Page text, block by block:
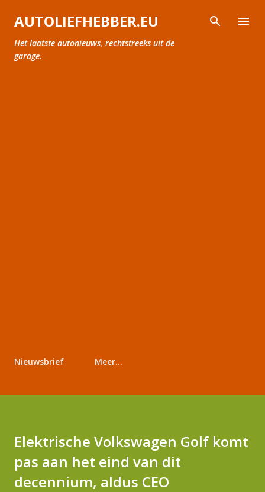
Doorgaan naar hoofdcontent
AUTOLIEFHEBBER.EU
Het laatste autonieuws, rechtstreeks uit de
garage.
Nieuwsbrief Meer…
Elektrische Volkswagen Golf komt
pas aan het eind van dit
decennium, aldus CEO